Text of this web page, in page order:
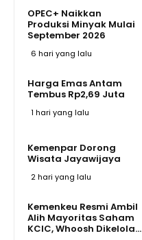
OPEC+ Naikkan
Produksi Minyak Mulai
September 2026
6 hari yang lalu
Harga Emas Antam
Tembus Rp2,69 Juta
1 hari yang lalu
Kemenpar Dorong
Wisata Jayawijaya
2 hari yang lalu
Kemenkeu Resmi Ambil
Alih Mayoritas Saham
KCIC, Whoosh Dikelola...